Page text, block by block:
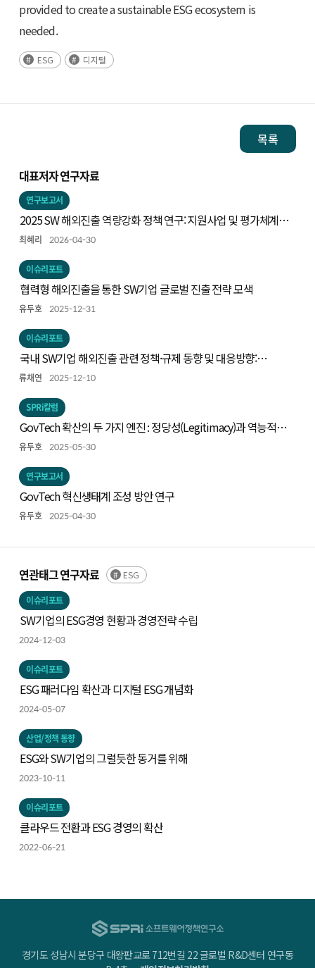
provided to create a sustainable ESG ecosystem is
needed.
ESG 디지털
목록
대표저자 연구자료
연구보고서
2025 SW 해외진출 역량강화 정책 연구: 지원사업 및 평가체계
개선 방향을 중심으로
최혜리 2026-04-30
이슈리포트
협력형 해외진출을 통한 SW기업 글로벌 진출 전략 모색
유두호 2025-12-31
이슈리포트
국내 SW기업 해외진출 관련 정책·규제 동향 및 대응방향:
인공지능 및 사이버보안을 중심으로
류채연 2025-12-10
SPRi칼럼
GovTech 확산의 두 가지 엔진 : 정당성(Legitimacy)과 역능적
행위자성(Empowered Actorhood)
유두호 2025-05-30
연구보고서
GovTech 혁신생태계 조성 방안 연구
유두호 2025-04-30
연관태그 연구자료 ESG
이슈리포트
SW기업의 ESG경영 현황과 경영전략 수립
2024-12-03
이슈리포트
ESG 패러다임 확산과 디지털 ESG 개념화
2024-05-07
산업/정책 동향
ESG와 SW기업의 그럴듯한 동거를 위해
2023-10-11
이슈리포트
클라우드 전환과 ESG 경영의 확산
2022-06-21
경기도 성남시 분당구 대왕판교로 712번길 22 글로벌 R&D센터 연구동